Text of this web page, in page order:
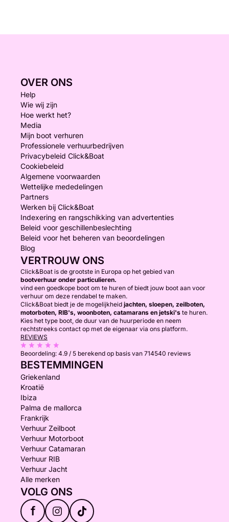
OVER ONS
Help
Wie wij zijn
Hoe werkt het?
Media
Mijn boot verhuren
Professionele verhuurbedrijven
Privacybeleid Click&Boat
Cookiebeleid
Algemene voorwaarden
Wettelijke mededelingen
Partners
Werken bij Click&Boat
Indexering en rangschikking van advertenties
Beleid voor geschillenbeslechting
Beleid voor het beheren van beoordelingen
Blog
VERTROUW ONS
Click&Boat is de grootste in Europa op het gebied van
bootverhuur onder particulieren.
vind een goedkope boot om te huren of biedt jouw boot aan voor
verhuur om deze rendabel te maken.
Click&Boat biedt je de mogelijkheid jachten, sloepen, zeilboten,
motorboten, RIB's, woonboten, catamarans en jetski's te huren.
Kies het type boot, de duur van de huurperiode en neem
rechtstreeks contact op met de eigenaar via ons platform.
REVIEWS
Beoordeling: 4.9 / 5 berekend op basis van 714540 reviews
BESTEMMINGEN
Griekenland
Kroatië
Ibiza
Palma de mallorca
Frankrijk
Verhuur Zeilboot
Verhuur Motorboot
Verhuur Catamaran
Verhuur RIB
Verhuur Jacht
Alle merken
VOLG ONS
f